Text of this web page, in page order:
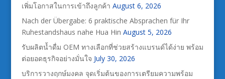
เพิ่มโอกาสในการเข้าถึงลูกค้า August 6, 2026
Nach der Übergabe: 6 praktische Absprachen für Ihr
Ruhestandshaus nahe Hua Hin August 5, 2026
รับผลิตน้ำดื่ม OEM ทางเลือกที่ช่วยสร้างแบรนด์ได้ง่าย พร้อม
ต่อยอดธุรกิจอย่างมั่นใจ July 30, 2026
บริการวางฤกษ์มงคล จุดเริ่มต้นของการเตรียมความพร้อม